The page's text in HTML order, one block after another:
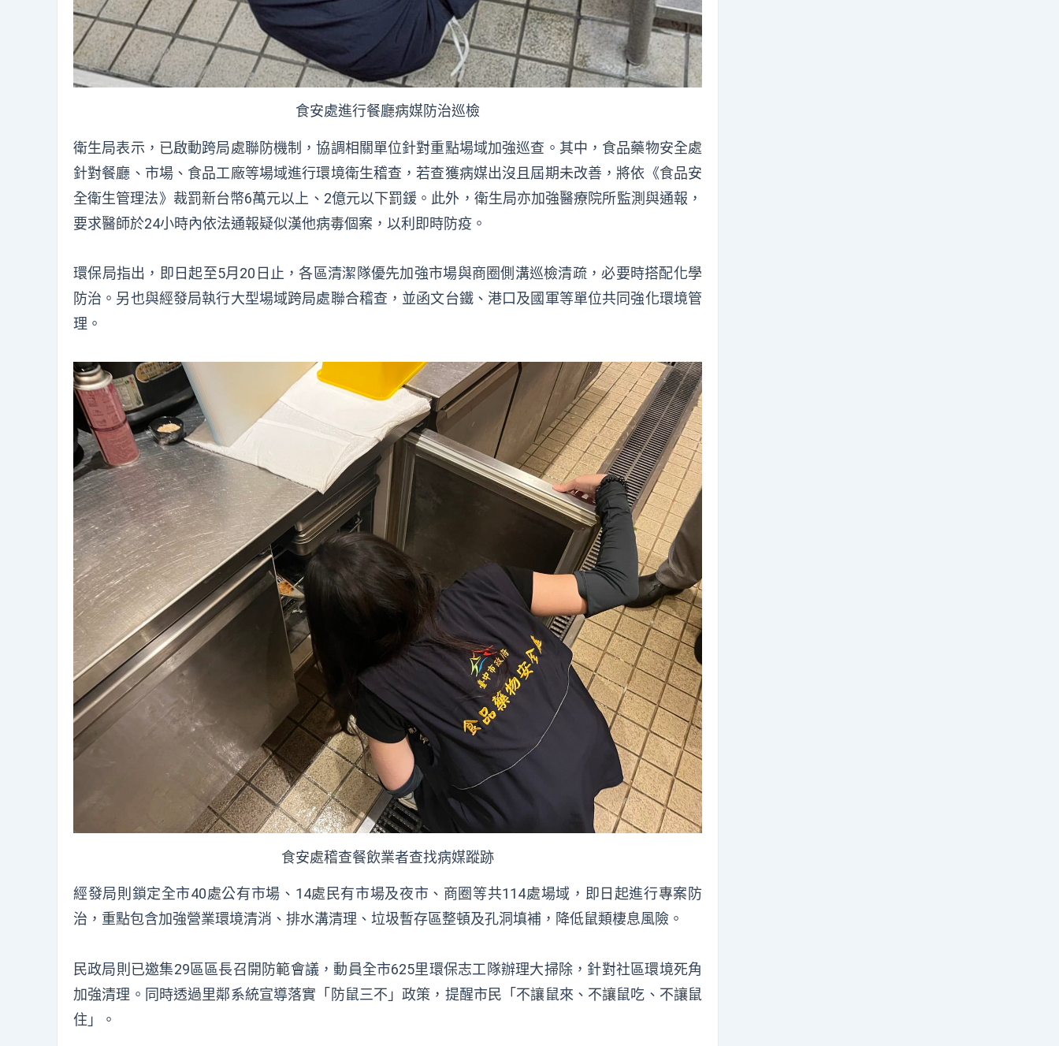
食安處進行餐廳病媒防治巡檢
衛生局表示，已啟動跨局處聯防機制，協調相關單位針對重點場域加強巡查。其中，食品藥物安全處
針對餐廳、市場、食品工廠等場域進行環境衛生稽查，若查獲病媒出沒且屆期未改善，將依《食品安
全衛生管理法》裁罰新台幣6萬元以上、2億元以下罰鍰。此外，衛生局亦加強醫療院所監測與通報，
要求醫師於24小時內依法通報疑似漢他病毒個案，以利即時防疫。
環保局指出，即日起至5月20日止，各區清潔隊優先加強市場與商圈側溝巡檢清疏，必要時搭配化學
防治。另也與經發局執行大型場域跨局處聯合稽查，並函文台鐵、港口及國軍等單位共同強化環境管
理。
食安處稽查餐飲業者查找病媒蹤跡
經發局則鎖定全市40處公有市場、14處民有市場及夜市、商圈等共114處場域，即日起進行專案防
治，重點包含加強營業環境清消、排水溝清理、垃圾暫存區整頓及孔洞填補，降低鼠類棲息風險。
民政局則已邀集29區區長召開防範會議，動員全市625里環保志工隊辦理大掃除，針對社區環境死角
加強清理。同時透過里鄰系統宣導落實「防鼠三不」政策，提醒市民「不讓鼠來、不讓鼠吃、不讓鼠
住」。